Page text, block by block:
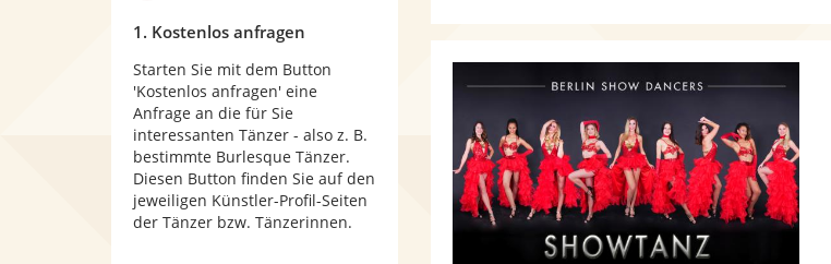
1. Kostenlos anfragen
Starten Sie mit dem Button
'Kostenlos anfragen' eine
Anfrage an die für Sie
interessanten Tänzer - also z. B.
bestimmte Burlesque Tänzer.
Diesen Button finden Sie auf den
jeweiligen Künstler-Profil-Seiten
der Tänzer bzw. Tänzerinnen.